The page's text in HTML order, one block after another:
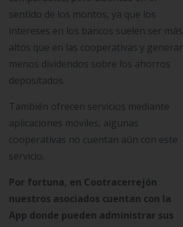
sentido de los montos, ya que los
intereses en los bancos suelen ser más
altos que en las cooperativas y generar
menos dividendos sobre los ahorros
depositados.
También ofrecen servicios mediante
aplicaciones móviles, algunas
cooperativas no cuentan aún con este
servicio.
Por fortuna, en Cootracerrejón
nuestros asociados cuentan con la
App donde pueden administrar sus